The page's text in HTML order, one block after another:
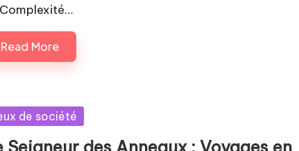
Read More
de société
Seigneur des Anneaux : Voyages en